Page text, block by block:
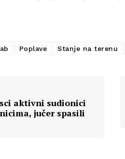
Poplave Stanje na terenu
aktivni sudionici
jučer spasili